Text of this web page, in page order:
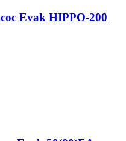
Evak HIPPO-200